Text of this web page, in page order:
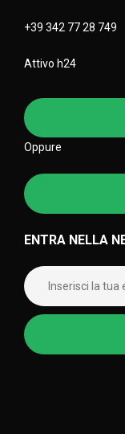
+39 342 77 28 749
Attivo h24
Oppure
ENTRA NELLA